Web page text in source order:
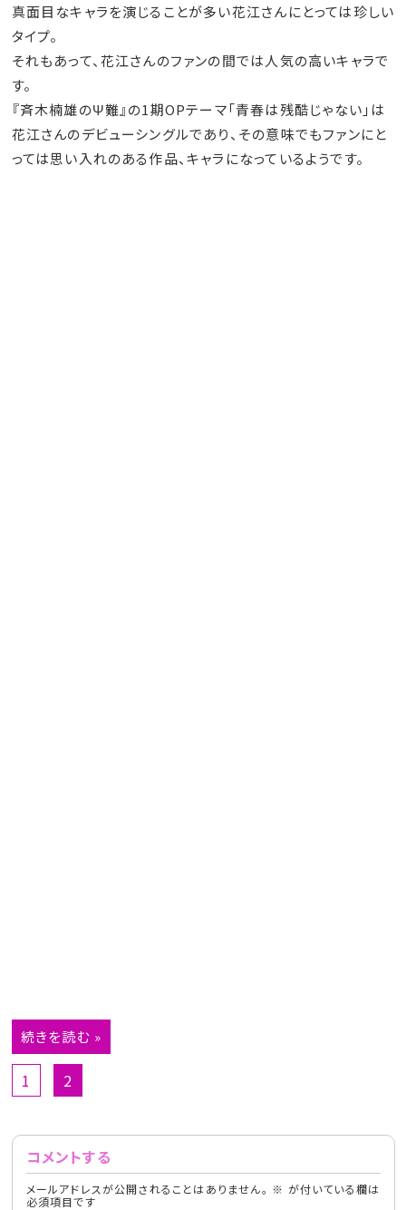
真面目なキャラを演じることが多い花江さんにとっては珍しい
タイプ。
それもあって、花江さんのファンの間では人気の高いキャラで
す。
『斉木楠雄のΨ難』の1期OPテーマ「青春は残酷じゃない」は
花江さんのデビューシングルであり、その意味でもファンにと
っては思い入れのある作品、キャラになっているようです。
続きを読む »
1 2
コメントする
メールアドレスが公開されることはありません。 ※ が付いている欄は
必須項目です